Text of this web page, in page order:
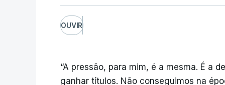
OUVIR
“A pressão, para mim, é a mesma. É a
ganhar títulos. Não conseguimos na